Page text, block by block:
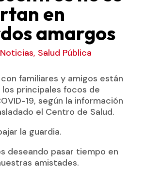
en
amargos
Noticias, Salud Pública
familiares y amigos están
principales focos de
19, según la información
el Centro de Salud.
la guardia.
deseando pasar tiempo en
amistades.